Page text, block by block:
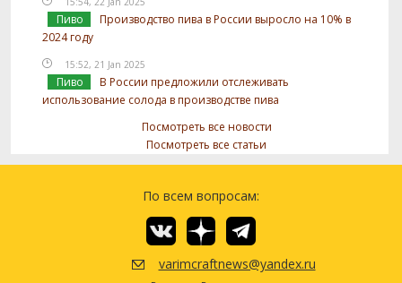
Пиво
Производство пива в России выросло на 10% в
2024 году
15:52, 21 Jan 2025
Пиво
В России предложили отслеживать
использование солода в производстве пива
Посмотреть все новости
Посмотреть все статьи
По всем вопросам:
varimcraftnews@yandex.ru